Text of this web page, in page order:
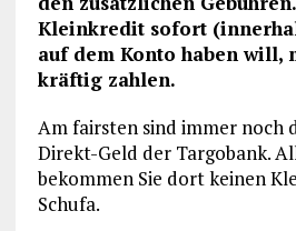
Kleinkredit sofort
auf dem Konto haben will,
kräftig zahlen.
Am fairsten sind immer noch
Direkt-Geld der Targobank.
bekommen Sie dort keinen
Schufa.